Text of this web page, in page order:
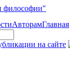
АвторамГлавная
на сайте